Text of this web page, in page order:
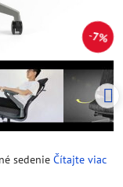
7%
sedenie Čítajte viac